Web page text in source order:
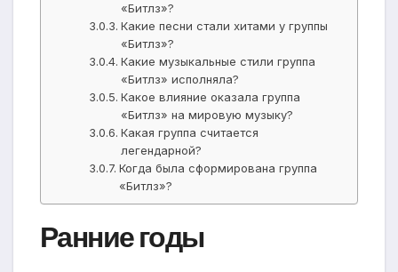
«Битлз»?
Какие песни стали хитами у группы
«Битлз»?
Какие музыкальные стили группа
«Битлз» исполняла?
Какое влияние оказала группа
«Битлз» на мировую музыку?
Какая группа считается
легендарной?
Когда была сформирована группа
«Битлз»?
Ранние годы